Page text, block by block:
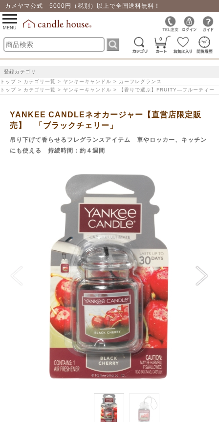
カメヤマ公式 5000円（税別）以上で全国送料無料！
0
toggle
navigation
MENU
登録カテゴリ
トップ > カテゴリ一覧 > ヤンキーキャンドル > カーフレグランス
トップ > カテゴリ一覧 > ヤンキーキャンドル > 【香りで選ぶ】FRUITY―フルーティー
YANKEE CANDLEネオカージャー【直営店限定販
売】 「ブラックチェリー」
吊り下げて香らせるフレグランスアイテム 車やロッカー、キッチン
にも使える 持続時間：約４週間